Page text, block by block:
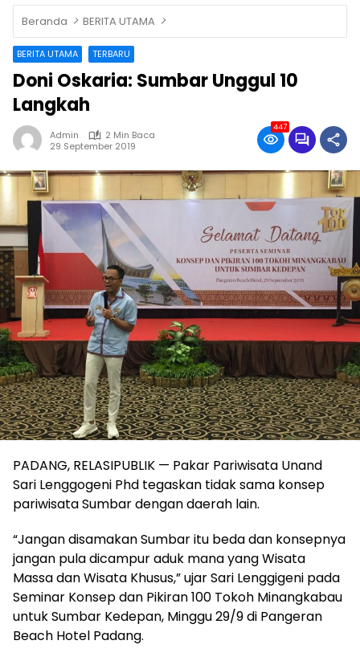
Beranda BERITA UTAMA
BERITA UTAMA TERBARU
Doni Oskaria: Sumbar Unggul 10
Langkah
Admin
2 Min Baca
29 September 2019
447
PADANG, RELASIPUBLIK — Pakar Pariwisata Unand
Sari Lenggogeni Phd tegaskan tidak sama konsep
pariwisata Sumbar dengan daerah lain.
“Jangan disamakan Sumbar itu beda dan konsepnya
jangan pula dicampur aduk mana yang Wisata
Massa dan Wisata Khusus,” ujar Sari Lenggigeni pada
Seminar Konsep dan Pikiran 100 Tokoh Minangkabau
untuk Sumbar Kedepan, Minggu 29/9 di Pangeran
Beach Hotel Padang.